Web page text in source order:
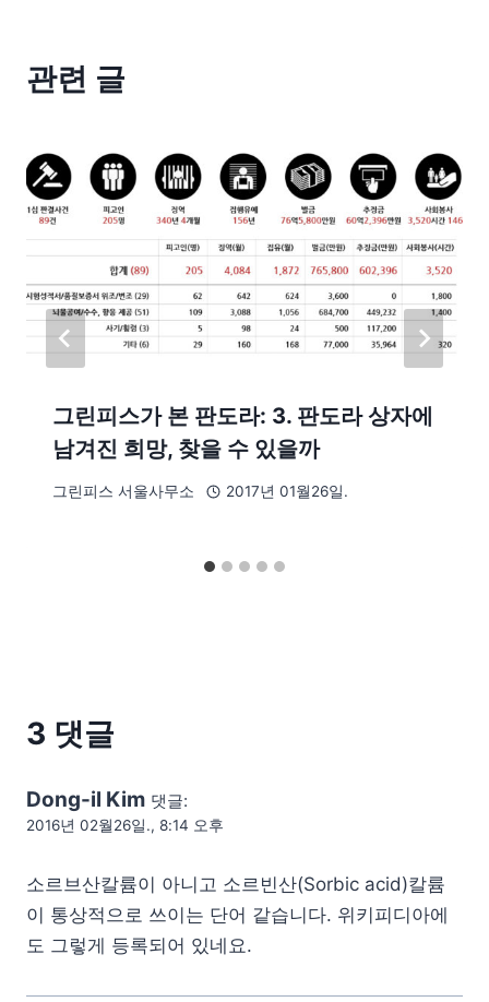
관련 글
그린피스가 본 판도라: 3. 판도라 상자에
남겨진 희망, 찾을 수 있을까
그린피스 서울사무소 2017년 01월26일.
3 댓글
Dong-il Kim 댓글:
2016년 02월26일., 8:14 오후
소르브산칼륨이 아니고 소르빈산(Sorbic acid)칼륨
이 통상적으로 쓰이는 단어 같습니다. 위키피디아에
도 그렇게 등록되어 있네요.